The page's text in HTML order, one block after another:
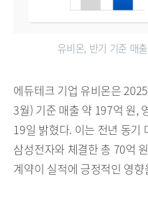
유비온, 반기 기준 매
에듀테크 기업 유비온은
3월) 기준 매출 약 197억 원,
19일 밝혔다. 이는 전년 동기
삼성전자와 체결한 총 70억
계약이 실적에 긍정적인 영